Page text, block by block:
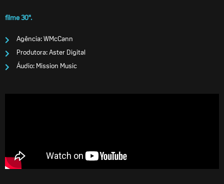
filme 30".
Agência: WMcCann
Produtora: Aster Digital
Áudio: Mission Music